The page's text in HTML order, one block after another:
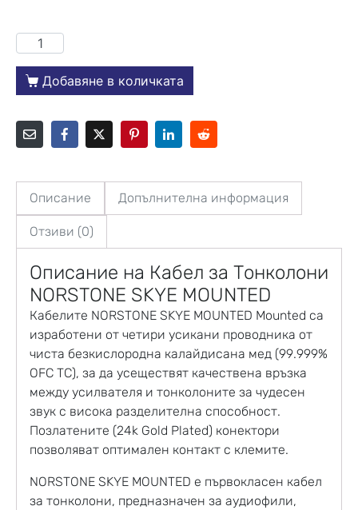
Добавяне в количката
Описание Допълнителна информация
Отзиви (0)
Описание на Кабел за Тонколони
NORSTONE SKYE MOUNTED
Кабелите NORSTONE SKYE MOUNTED Mounted са
изработени от четири усикани проводника от
чиста безкислородна калайдисана мед (99.999%
OFC TC), за да усеществят качествена връзка
между усилвателя и тонколоните за чудесен
звук с висока разделителна способност.
Позлатените (24k Gold Plated) конектори
позволяват оптимален контакт с клемите.
NORSTONE SKYE MOUNTED е първокласен кабел
за тонколони, предназначен за аудиофили,